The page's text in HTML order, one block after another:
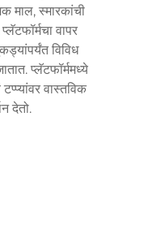
माल, स्मारकांची
वापर
विविध
प्लॅटफॉर्ममध्ये
वास्तविक
देतो.